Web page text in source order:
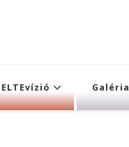
ELTEvízió Galéria